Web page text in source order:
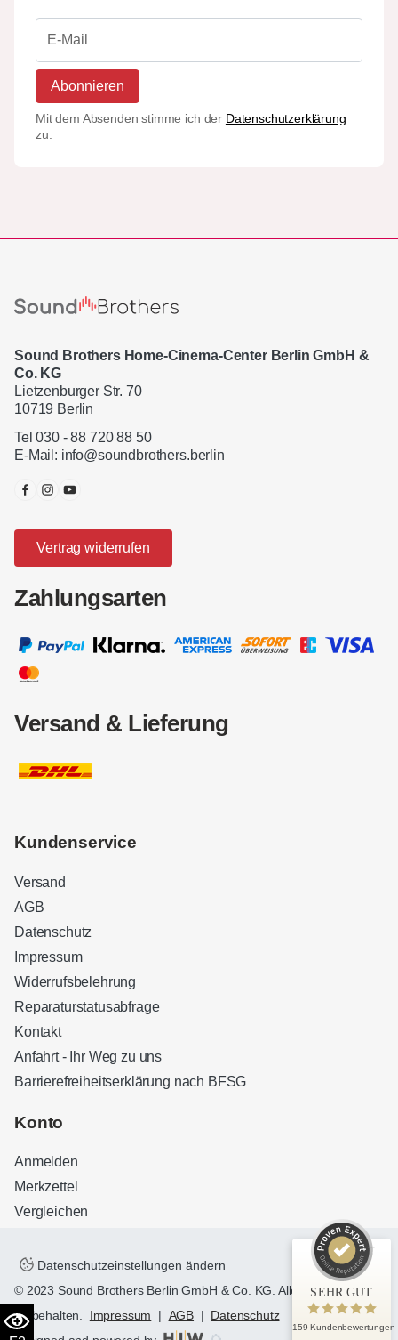
Abonnieren
Mit dem Absenden stimme ich der Datenschutzerklärung
zu.
Sound Brothers Home-Cinema-Center Berlin GmbH &
Co. KG
Lietzenburger Str. 70
10719 Berlin
Tel 030 - 88 720 88 50
E-Mail: info@soundbrothers.berlin
Vertrag widerrufen
Zahlungsarten
Versand & Lieferung
Kundenservice
Versand
AGB
Datenschutz
Impressum
Widerrufsbelehrung
Reparaturstatusabfrage
Kontakt
Anfahrt - Ihr Weg zu uns
Barrierefreiheitserklärung nach BFSG
Konto
Anmelden
Merkzettel
Vergleichen
Datenschutzeinstellungen ändern
© 2023 Sound Brothers Berlin GmbH & Co. KG. Alle Rechte
vorbehalten. Impressum | AGB | Datenschutz
SEHR GUT
159 Kundenbewertungen
Kundenbewertungen und Erfahrungen zu
32
Bewertungen auf
ProvenExpert.com
Blick aufs ProvenExpert-Profil werfen